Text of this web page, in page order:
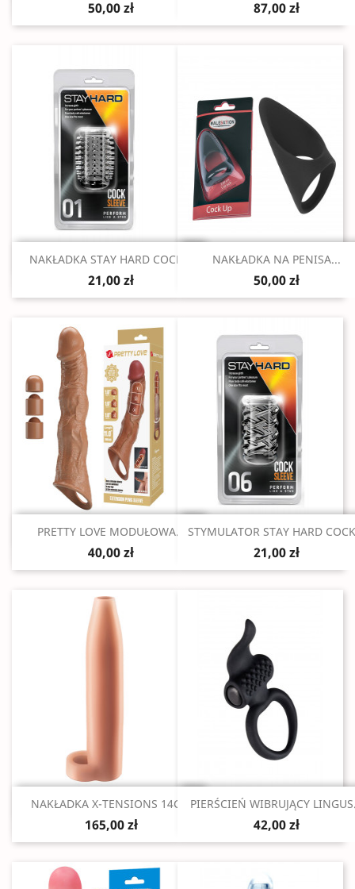
50,00 zł 87,00 zł
Szybki podgląd
NAKŁADKA STAY HARD COCK...
21,00 zł
Szybki podgląd
NAKŁADKA NA PENISA...
50,00 zł
Szybki podgląd
PRETTY LOVE MODUŁOWA...
40,00 zł
Szybki podgląd
STYMULATOR STAY HARD
21,00 zł
Szybki podgląd
NAKŁADKA X-TENSIONS 14CM
165,00 zł
Szybki podgląd
PIERŚCIEŃ WIBRUJĄCY
42,00 zł